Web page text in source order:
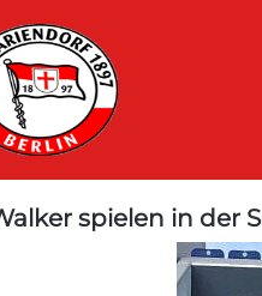
spielen in der